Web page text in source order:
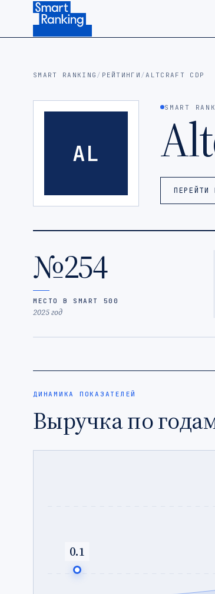
Подписаться на наш канал в Telegram
SMART RANKING / РЕЙТИНГИ /ALTCRAFT CDP
AL
SMART
ПЕРЕЙТИ
№254
МЕСТО В SMART 500
2025 год
ДИНАМИКА ПОКАЗАТЕЛЕЙ
Выручка по
0.1